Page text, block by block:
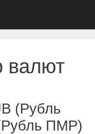
валют
(Рубль
ПМР)